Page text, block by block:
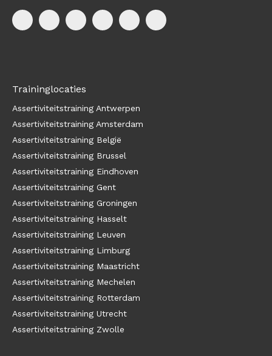
Traininglocaties
Assertiviteitstraining Antwerpen
Assertiviteitstraining Amsterdam
Assertiviteitstraining België
Assertiviteitstraining Brussel
Assertiviteitstraining Eindhoven
Assertiviteitstraining Gent
Assertiviteitstraining Groningen
Assertiviteitstraining Hasselt
Assertiviteitstraining Leuven
Assertiviteitstraining Limburg
Assertiviteitstraining Maastricht
Assertiviteitstraining Mechelen
Assertiviteitstraining Rotterdam
Assertiviteitstraining Utrecht
Assertiviteitstraining Zwolle